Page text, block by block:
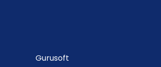
Gurusoft